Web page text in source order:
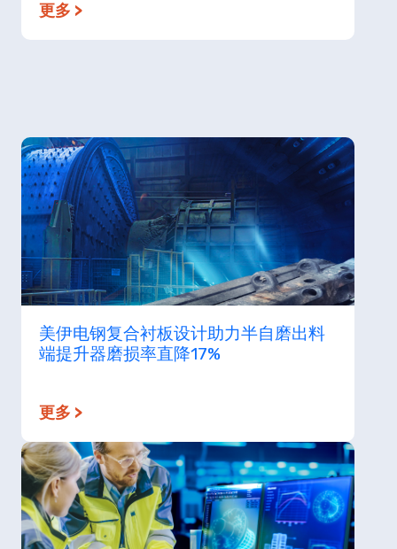
更多 >
美伊电钢复合衬板设计助力半自磨出料
端提升器磨损率直降17%
更多 >